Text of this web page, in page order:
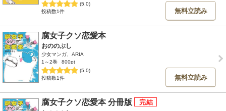
(5.0)
投稿数1件
無料立読み
腐女子クソ恋愛本
おののぶし
少女マンガ、ARIA
1～2巻
800pt
(5.0)
投稿数1件
無料立読み
腐女子クソ恋愛本 分冊版